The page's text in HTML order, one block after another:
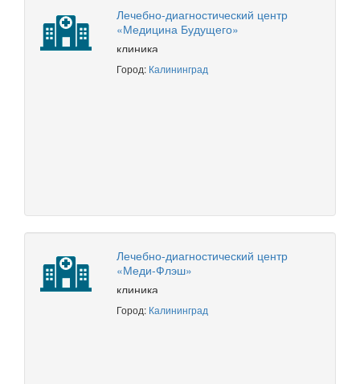
Лечебно-диагностический центр
«Медицина Будущего»
клиника
Город: Калининград
Лечебно-диагностический центр
«Меди-Флэш»
клиника
Город: Калининград